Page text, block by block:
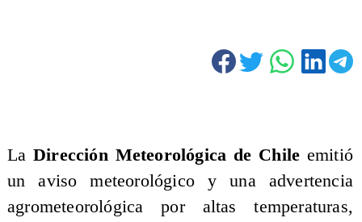
LaDirección Meteorológica de Chile emitió
un aviso meteorológico y una advertencia
agrometeorológica por altas temperaturas,